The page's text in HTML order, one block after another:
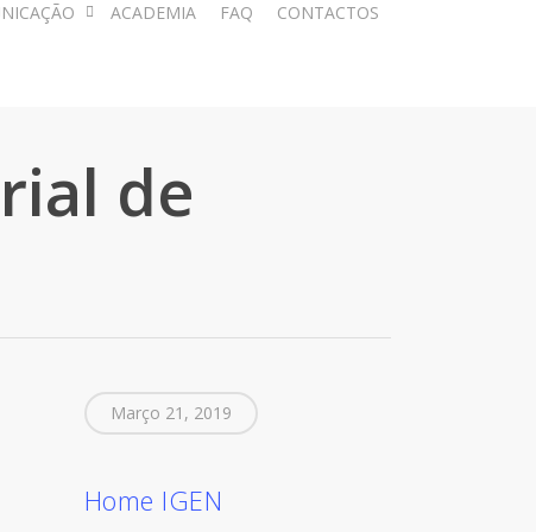
ACADEMIA FAQ CONTACTOS
de
Março 21, 2019
Home IGEN